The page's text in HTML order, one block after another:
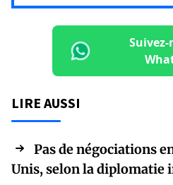
LIRE AUSSI
Pas de négociations
Unis, selon la diplomatie